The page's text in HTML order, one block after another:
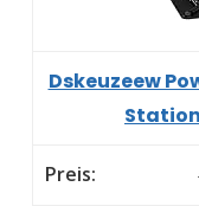
Dskeuzeew